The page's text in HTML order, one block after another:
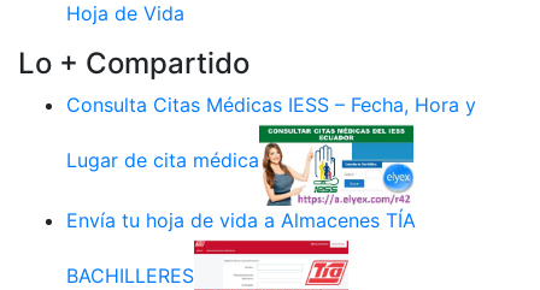
Hoja de Vida
Lo + Compartido
Consulta Citas Médicas IESS – Fecha, Hora y
Lugar de cita médica
Envía tu hoja de vida a Almacenes TÍA
BACHILLERES